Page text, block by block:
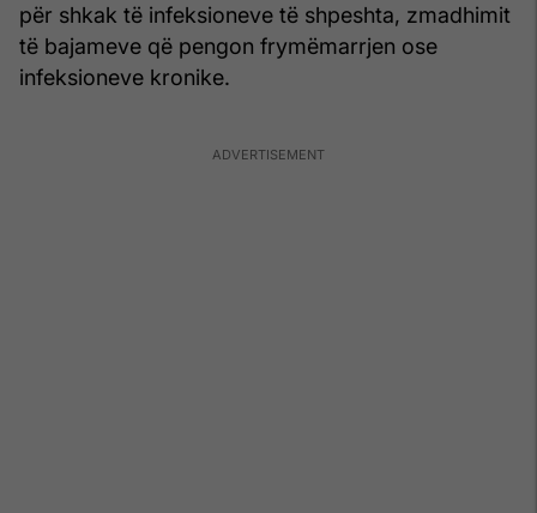
për shkak të infeksioneve të shpeshta, zmadhimit
të bajameve që pengon frymëmarrjen ose
infeksioneve kronike.